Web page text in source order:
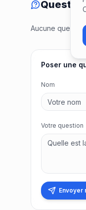
Aucune
Poser une
Nom
Votre question
Envoyer